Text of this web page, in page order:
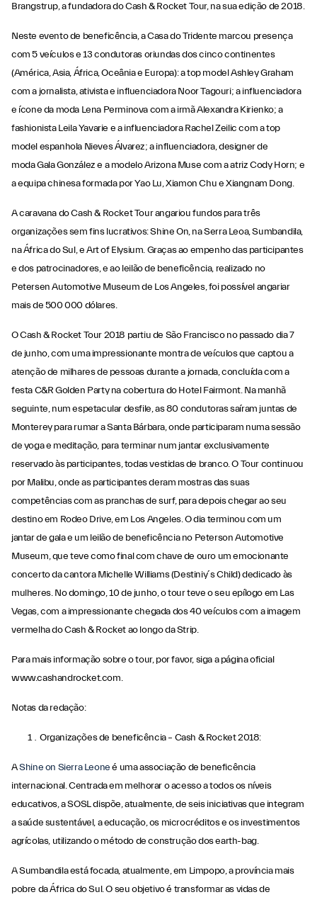
Brangstrup, a fundadora do Cash & Rocket Tour, na sua edição de 2018.
Neste evento de beneficência, a Casa do Tridente marcou presença
com 5 veículos e 13 condutoras oriundas dos cinco continentes
(América, Asia, África, Oceânia e Europa): a top model Ashley Graham
com a jornalista, ativista e influenciadora Noor Tagouri; a influenciadora
e ícone da moda Lena Perminova com a irmã Alexandra Kirienko; a
fashionista Leila Yavarie e a influenciadora Rachel Zeilic com a top
model espanhola Nieves Álvarez; a influenciadora, designer de
moda Gala González e a modelo Arizona Muse com a atriz Cody Horn; e
a equipa chinesa formada por Yao Lu, Xiamon Chu e Xiangnam Dong.
A caravana do Cash & Rocket Tour angariou fundos para três
organizações sem fins lucrativos: Shine On, na Serra Leoa, Sumbandila,
na África do Sul, e Art of Elysium. Graças ao empenho das participantes
e dos patrocinadores, e ao leilão de beneficência, realizado no
Petersen Automotive Museum de Los Angeles, foi possível angariar
mais de 500 000 dólares.
O Cash & Rocket Tour 2018 partiu de São Francisco no passado dia 7
de junho, com uma impressionante montra de veículos que captou a
atenção de milhares de pessoas durante a jornada, concluída com a
festa C&R Golden Party na cobertura do Hotel Fairmont. Na manhã
seguinte, num espetacular desfile, as 80 condutoras saíram juntas de
Monterey para rumar a Santa Bárbara, onde participaram numa sessão
de yoga e meditação, para terminar num jantar exclusivamente
reservado às participantes, todas vestidas de branco. O Tour continuou
por Malibu, onde as participantes deram mostras das suas
competências com as pranchas de surf, para depois chegar ao seu
destino em Rodeo Drive, em Los Angeles. O dia terminou com um
jantar de gala e um leilão de beneficência no Peterson Automotive
Museum, que teve como final com chave de ouro um emocionante
concerto da cantora Michelle Williams (Destiniy´s Child) dedicado às
mulheres. No domingo, 10 de junho, o tour teve o seu epílogo em Las
Vegas, com a impressionante chegada dos 40 veículos com a imagem
vermelha do Cash & Rocket ao longo da Strip.
Para mais informação sobre o tour, por favor, siga a página oficial
www.cashandrocket.com.
Notas da redação:
Organizações de beneficência – Cash & Rocket 2018:
AShine on Sierra Leoneé uma associação de beneficência
internacional. Centrada em melhorar o acesso a todos os níveis
educativos, a SOSL dispõe, atualmente, de seis iniciativas que integram
a saúde sustentável, a educação, os microcréditos e os investimentos
agrícolas, utilizando o método de construção dos earth-bag.
A Sumbandila está focada, atualmente, em Limpopo, a província mais
pobre da África do Sul. O seu objetivo é transformar as vidas de